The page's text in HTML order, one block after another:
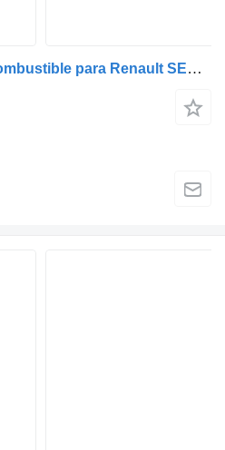
21516455 depósito de combustible para Renault SERIE-T camión